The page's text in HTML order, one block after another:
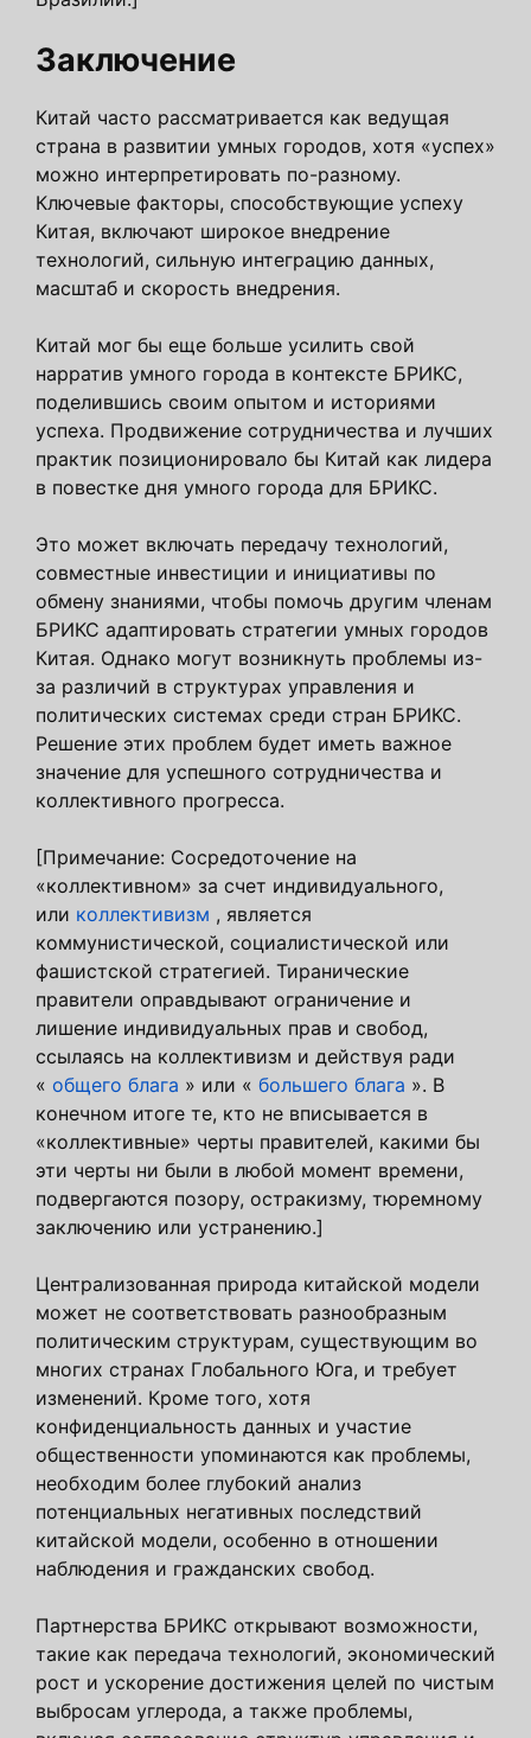
Заключение
Китай часто рассматривается как ведущая
страна в развитии умных городов, хотя «успех»
можно интерпретировать по-разному.
Ключевые факторы, способствующие успеху
Китая, включают широкое внедрение
технологий, сильную интеграцию данных,
масштаб и скорость внедрения.
Китай мог бы еще больше усилить свой
нарратив умного города в контексте БРИКС,
поделившись своим опытом и историями
успеха. Продвижение сотрудничества и лучших
практик позиционировало бы Китай как лидера
в повестке дня умного города для БРИКС.
Это может включать передачу технологий,
совместные инвестиции и инициативы по
обмену знаниями, чтобы помочь другим членам
БРИКС адаптировать стратегии умных городов
Китая. Однако могут возникнуть проблемы из-
за различий в структурах управления и
политических системах среди стран БРИКС.
Решение этих проблем будет иметь важное
значение для успешного сотрудничества и
коллективного прогресса.
[Примечание: Сосредоточение на
«коллективном» за счет индивидуального,
или коллективизм , является
коммунистической, социалистической или
фашистской стратегией. Тиранические
правители оправдывают ограничение и
лишение индивидуальных прав и свобод,
ссылаясь на коллективизм и действуя ради
« общего блага » или « большего блага ». В
конечном итоге те, кто не вписывается в
«коллективные» черты правителей, какими бы
эти черты ни были в любой момент времени,
подвергаются позору, остракизму, тюремному
заключению или устранению.]
Централизованная природа китайской модели
может не соответствовать разнообразным
политическим структурам, существующим во
многих странах Глобального Юга, и требует
изменений. Кроме того, хотя
конфиденциальность данных и участие
общественности упоминаются как проблемы,
необходим более глубокий анализ
потенциальных негативных последствий
китайской модели, особенно в отношении
наблюдения и гражданских свобод.
Партнерства БРИКС открывают возможности,
такие как передача технологий, экономический
рост и ускорение достижения целей по чистым
выбросам углерода, а также проблемы,